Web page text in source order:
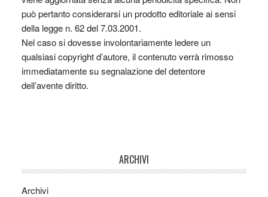
può pertanto considerarsi un prodotto editoriale ai sensi
della legge n. 62 del 7.03.2001.
Nel caso si dovesse involontariamente ledere un
qualsiasi copyright d’autore, il contenuto verrà rimosso
immediatamente su segnalazione del detentore
dell’avente diritto.
ARCHIVI
Archivi